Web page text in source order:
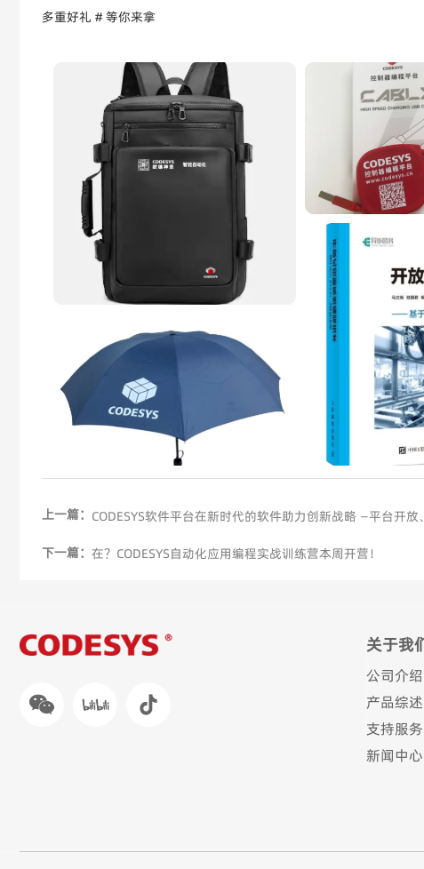
多重好礼 # 等你来拿
上一篇： CODESYS软件平台在新时代的软件助力创新战略 —平台开
下一篇： 在？CODESYS自动化应用编程实战训练营本周开营！
关于我
公司介绍
产品综述
支持服务
新闻中心